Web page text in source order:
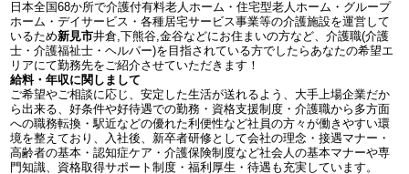
日本全国68か所で介護付有料老人ホーム・住宅型老人ホーム・グループ
ホーム・デイサービス・各種居宅サービス事業等の介護施設を運営して
いるため新見市井倉,下熊谷,金谷などにお住まいの方など、介護職(介護
士・介護福祉士・ヘルパー)を目指されている方でしたらあなたの希望エ
リアにて勤務先をご紹介させていただきます！
給料・年収に関しまして
ご希望やご相談に応じ、安定した生活が送れるよう、大手上場企業だか
ら出来る、好条件や好待遇での勤務・資格支援制度・介護職から多方面
への職務転換・駅近などの優れた利便性など社員の方々が働きやすい環
境を整えており、入社後、新卒者研修として会社の理念・接遇マナー・
高齢者の基本・認知症ケア・介護保険制度など社会人の基本マナーや専
門知識、資格取得サポート制度・福利厚生・待遇も充実しています。